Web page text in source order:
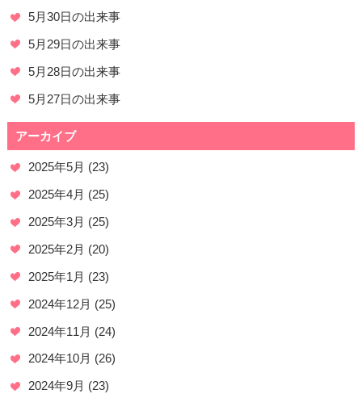
5月30日の出来事
5月29日の出来事
5月28日の出来事
5月27日の出来事
アーカイブ
2025年5月 (23)
2025年4月 (25)
2025年3月 (25)
2025年2月 (20)
2025年1月 (23)
2024年12月 (25)
2024年11月 (24)
2024年10月 (26)
2024年9月 (23)